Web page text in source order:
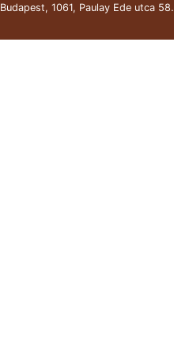
Budapest, 1061, Paulay Ede utca 58.